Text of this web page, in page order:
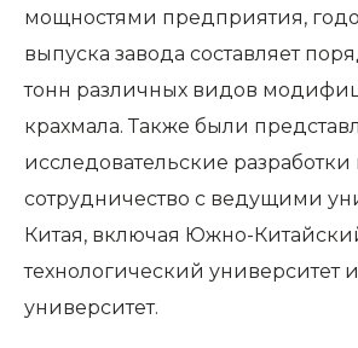
мощностями предприятия,
выпуска завода составляет
тонн различных видов
крахмала. Также были
исследовательские
сотрудничество с ведущими
Китая, включая Южно-
технологический университет
университет.